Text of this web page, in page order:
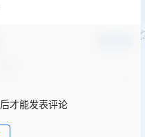
才能发表评论